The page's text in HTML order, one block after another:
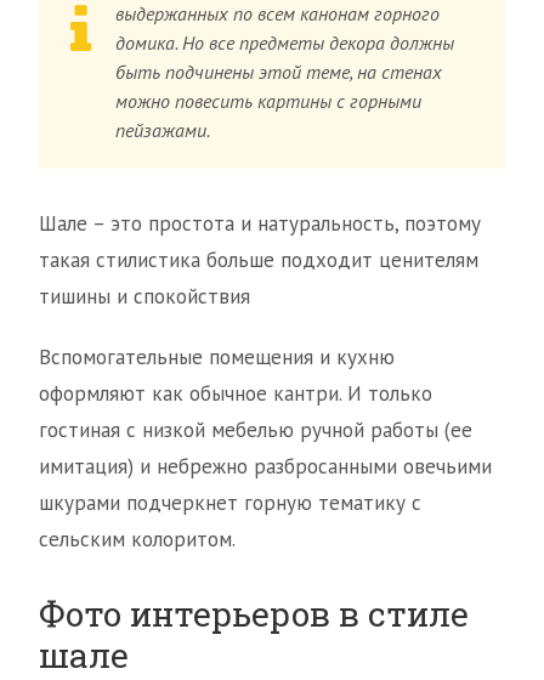
выдержанных по всем канонам горного
домика. Но все предметы декора должны
быть подчинены этой теме, на стенах
можно повесить картины с горными
пейзажами.
Шале – это простота и натуральность, поэтому
такая стилистика больше подходит ценителям
тишины и спокойствия
Вспомогательные помещения и кухню
оформляют как обычное кантри. И только
гостиная с низкой мебелью ручной работы (ее
имитация) и небрежно разбросанными овечьими
шкурами подчеркнет горную тематику с
сельским колоритом.
Фото интерьеров в стиле
шале